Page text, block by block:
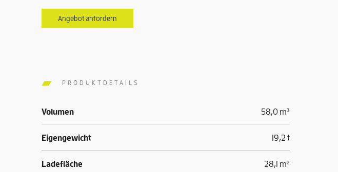
Angebot anfordern
PRODUKTDETAILS
Volumen 58,0 m³
Eigengewicht 19,2 t
Ladefläche 28,1 m²